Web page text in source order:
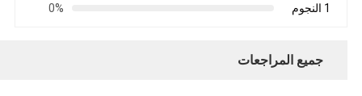
1 النجوم
0%
جميع المراجعات